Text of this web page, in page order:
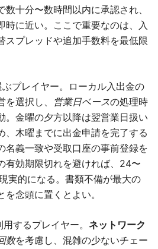
十分〜数時間以内に承認され、
時に近い。ここで重要なのは、入
スプレッドや追加手数料を最低限
プレイヤー。ローカル入出金の
選択し、 営業日ベースの処理時
。金曜の夕方以降は翌営業日扱い
、木曜までに出金申請を完了する
名義一致や受取口座の事前登録を
有効期限切れを避ければ、24〜
実的になる。書類不備が最大の
念頭に置くとよい。
するプレイヤー。 ネットワーク
数を考慮し、混雑の少ないチェー